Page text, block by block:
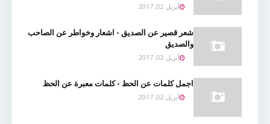
أبريل 02, 2017
شعر قصير عن الصديق - اشعار وخواطر عن الصاحب
والصديق
أبريل 02, 2017
اجمل كلمات عن الحظ - كلمات معبرة عن الحظ
أبريل 02, 2017